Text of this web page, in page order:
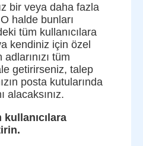
bir veya daha fazla
halde bunları
tüm kullanıcılara
kendiniz için özel
tüm
getirirseniz, talep
posta kutularında
alacaksınız.
kullanıcılara